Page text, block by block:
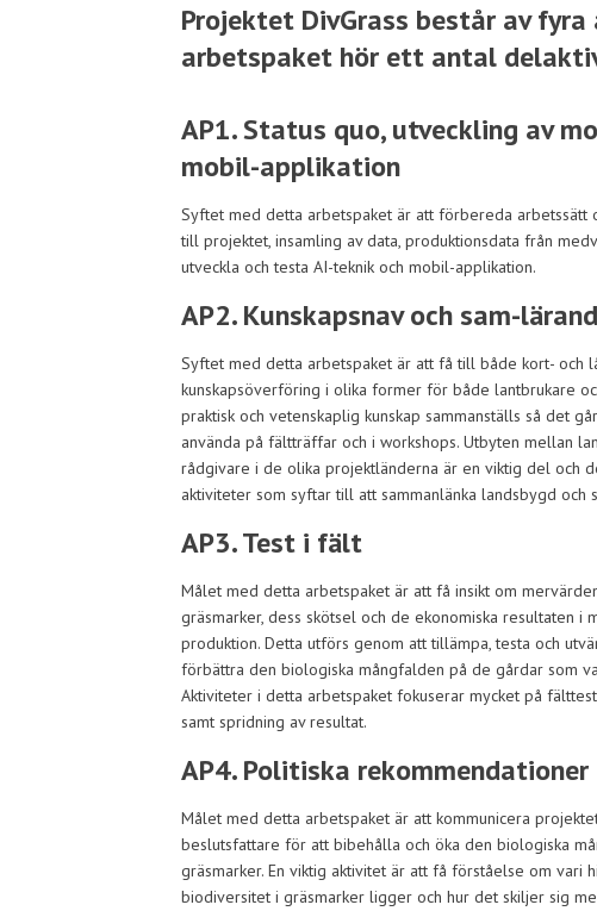
Projektet DivGrass består av
arbetspaket hör ett antal
AP1. Status quo, utveckling av
mobil-applikation
Syftet med detta arbetspaket är att förbereda arbetssätt
till projektet, insamling av data, produktionsdata från
utveckla och testa AI-teknik och mobil-applikation.
AP2. Kunskapsnav och sam-
Syftet med detta arbetspaket är att få till både kort- och
kunskapsöverföring i olika former för både lantbrukare
praktisk och vetenskaplig kunskap sammanställs så det
använda på fältträffar och i workshops. Utbyten mellan
rådgivare i de olika projektländerna är en viktig del och
aktiviteter som syftar till att sammanlänka landsbygd och
AP3. Test i fält
Målet med detta arbetspaket är att få insikt om
gräsmarker, dess skötsel och de ekonomiska resultaten i
produktion. Detta utförs genom att tillämpa, testa och
förbättra den biologiska mångfalden på de gårdar som
Aktiviteter i detta arbetspaket fokuserar mycket på
samt spridning av resultat.
AP4. Politiska rekommendationer
Målet med detta arbetspaket är att kommunicera
beslutsfattare för att bibehålla och öka den biologiska
gräsmarker. En viktig aktivitet är att få förståelse om vari
biodiversitet i gräsmarker ligger och hur det skiljer sig